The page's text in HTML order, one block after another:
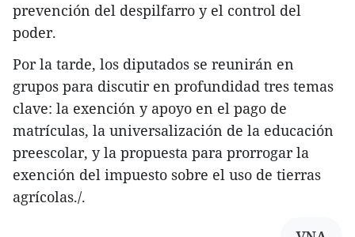
prevención del despilfarro y el control del
poder.
Por la tarde, los diputados se reunirán en
grupos para discutir en profundidad tres temas
clave: la exención y apoyo en el pago de
matrículas, la universalización de la educación
preescolar, y la propuesta para prorrogar la
exención del impuesto sobre el uso de tierras
agrícolas./.